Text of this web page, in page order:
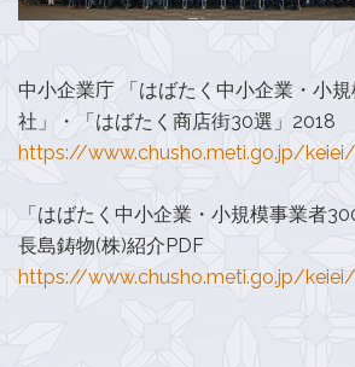
中小企業庁 「はばたく中小企業・小
社」・「はばたく商店街30選」2018
https://www.chusho.meti.go.jp/
「はばたく中小企業・小規模事業者
長島鋳物(株)紹介PDF
https://www.chusho.meti.go.jp/